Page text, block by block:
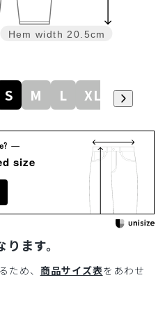
Hem width 20.5cm
S M L XL
size
ます。
ため、 商品サイズ表をあわせ